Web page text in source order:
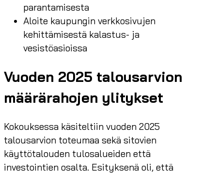
parantamisesta
Aloite kaupungin verkkosivujen
kehittämisestä kalastus- ja
vesistöasioissa
Vuoden 2025 talousarvion
määrärahojen ylitykset
Kokouksessa käsiteltiin vuoden 2025
talousarvion toteumaa sekä sitovien
käyttötalouden tulosalueiden että
investointien osalta. Esityksenä oli, että